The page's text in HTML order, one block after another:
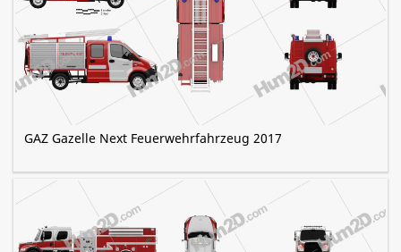
GAZ Gazelle Next Feuerwehrfahrzeug 2017